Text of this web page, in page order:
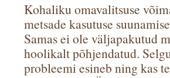
Kohaliku omavalitsuse
metsade kasutuse
Samas ei ole väljapakutud
hoolikalt põhjendatud.
probleemi esineb ning kas